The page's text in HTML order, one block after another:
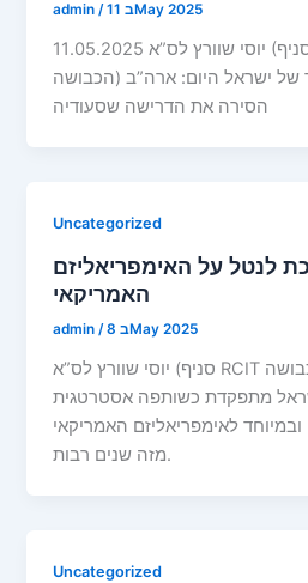
admin/ 11 בMay 2025
יוסי שוורץ לס”א 11.05.2025 (סניף RCIT בישראל/פלסטין
הכבושה) על פי מאמר אחר של ישראל היום: ארה”ב
הסירה את הדרישה שסעודיה
Uncategorized
לנטל על האימפריאליזם
האמריקאי
admin/ 8 בMay 2025
יוסי שוורץ לס”א (סניף RCIT בישראל/פלסטין הכבושה)
ישראל מתפקדת כשותפה אסטרטגית
לאימפריאליזם האמריקאי
מזה שנים רבות.
Uncategorized